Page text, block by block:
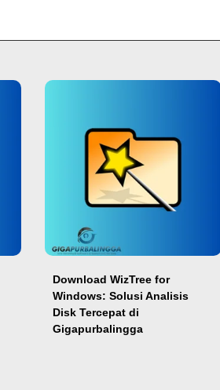
Download WizTree for
Windows: Solusi Analisis
Disk Tercepat di
Gigapurbalingga